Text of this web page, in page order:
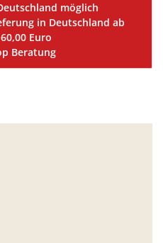
möglich
in Deutschland ab
Euro
Beratung